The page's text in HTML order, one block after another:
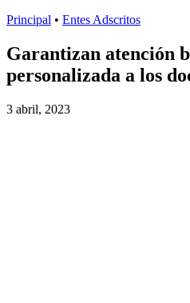
Principal • Entes Adscritos
Garantizan atención
personalizada a los
3 abril, 2023